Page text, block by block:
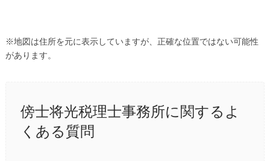
※地図は住所を元に表示していますが、正確な位置ではない可能性
があります。
傍士将光税理士事務所に関するよ
くある質問